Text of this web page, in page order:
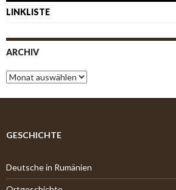
LINKLISTE
ARCHIV
A
r
c
v
GESCHICHTE
Deutsche in Rumänien